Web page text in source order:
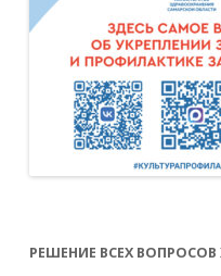
РЕШЕНИЕ ВСЕХ